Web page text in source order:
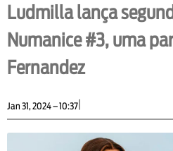
Ludmilla lança
Numanice #3, uma
Fernandez
Jan 31, 2024 – 10:37